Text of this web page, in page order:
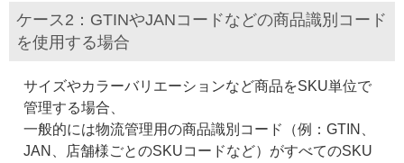
ケース2：GTINやJANコードなどの商品識別コード
を使用する場合
サイズやカラーバリエーションなど商品をSKU単位で
管理する場合、
一般的には物流管理用の商品識別コード（例：GTIN、
JAN、店舗様ごとのSKUコードなど）がすべてのSKU